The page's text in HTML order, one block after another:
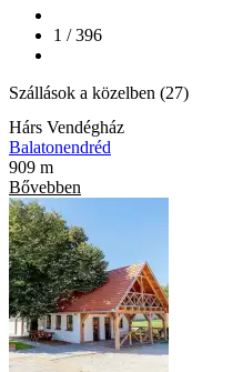
1 / 396
Szállások a közelben (27)
Hárs Vendégház
Balatonendréd
909 m
Bővebben